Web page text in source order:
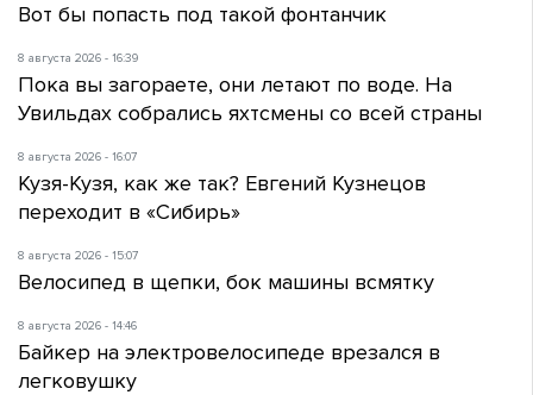
Вот бы попасть под такой фонтанчик
8 августа 2026 - 16:39
Пока вы загораете, они летают по воде. На
Увильдах собрались яхтсмены со всей страны
8 августа 2026 - 16:07
Кузя-Кузя, как же так? Евгений Кузнецов
переходит в «Сибирь»
8 августа 2026 - 15:07
Велосипед в щепки, бок машины всмятку
8 августа 2026 - 14:46
Байкер на электровелосипеде врезался в
легковушку